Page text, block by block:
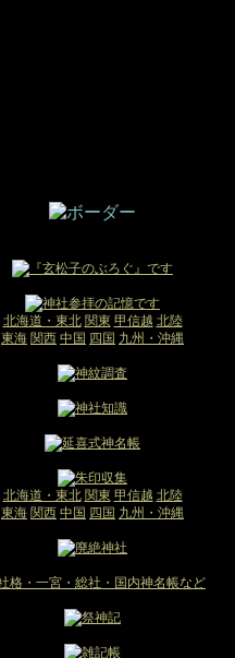
北海道・東北 関東 甲信越 北陸
東海 関西 中国 四国 九州・沖縄
北海道・東北 関東 甲信越 北陸
東海 関西 中国 四国 九州・沖縄